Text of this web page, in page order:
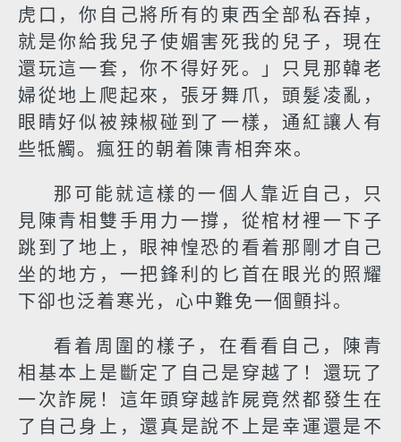
虎口，你自己將所有的東西全部私吞掉，
就是你給我兒子使媚害死我的兒子，現在
還玩這一套，你不得好死。」只見那韓老
婦從地上爬起來，張牙舞爪，頭髮凌亂，
眼睛好似被辣椒碰到了一樣，通紅讓人有
些牴觸。瘋狂的朝着陳青相奔來。
那可能就這樣的一個人靠近自己，只
見陳青相雙手用力一撐，從棺材裡一下子
跳到了地上，眼神惶恐的看着那剛才自己
坐的地方，一把鋒利的匕首在眼光的照耀
下卻也泛着寒光，心中難免一個顫抖。
看着周圍的樣子，在看看自己，陳青
相基本上是斷定了自己是穿越了！還玩了
一次詐屍！這年頭穿越詐屍竟然都發生在
了自己身上，還真是說不上是幸運還是不